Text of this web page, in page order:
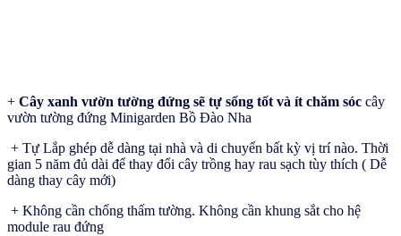
+ Cây xanh vườn tường đứng sẽ tự sống tốt và ít chăm sóc cây
vườn tường đứng Minigarden Bồ Đào Nha
+ Tự Lắp ghép dễ dàng tại nhà và di chuyển bất kỳ vị trí nào. Thời
gian 5 năm đủ dài để thay đổi cây trồng hay rau sạch tùy thích ( Dễ
dàng thay cây mới)
+ Không cần chống thấm tường. Không cần khung sắt cho hệ
module rau đứng